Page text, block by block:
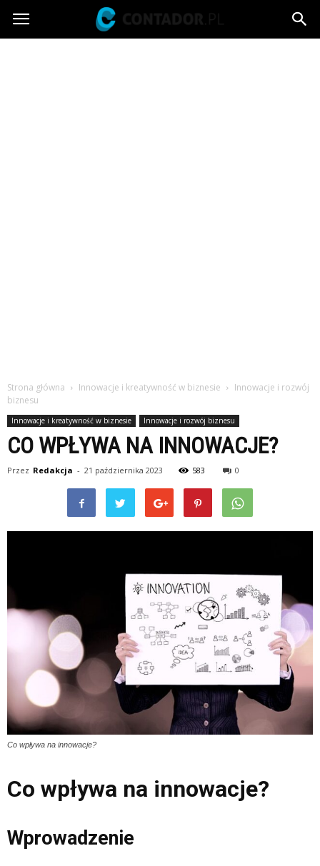
Contador.pl
Strona główna Innowacje i kreatywność w biznesie
Innowacje i rozwój
biznesu
Innowacje i kreatywność w biznesie Innowacje i rozwój biznesu
CO WPŁYWA NA INNOWACJE?
Przez Redakcja - 21 października 2023 583 0
Co wpływa na innowacje?
Co wpływa na innowacje?
Wprowadzenie